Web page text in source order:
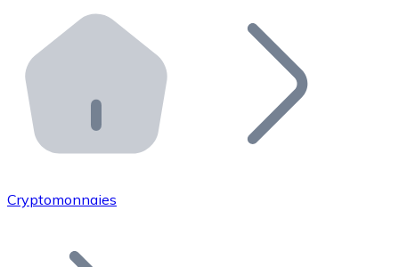
Distributeurs automatiques Bitnovo
Intégrez un ATM Bitnovo dans votre entreprise et
API Bitnovo
Intégrez notre API dans votre écosystème.
Rejoignez notre réseau de distributeurs et
Ajoutez le token de votre projet à notre service
Cryptomonnaies